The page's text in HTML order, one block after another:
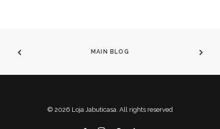
MAIN BLOG
© 2026 Loja Jabuticasa. All rights reserved